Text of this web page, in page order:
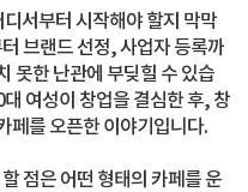
서부터 시작해야 할지 막막
브랜드 선정, 사업자 등록까
못한 난관에 부딪힐 수 있습
여성이 창업을 결심한 후, 창
페를 오픈한 이야기입니다.
점은 어떤 형태의 카페를 운